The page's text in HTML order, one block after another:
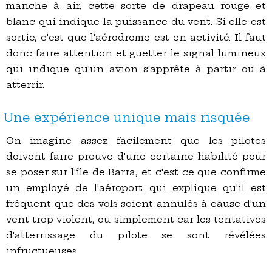
manche à air, cette sorte de drapeau rouge et
blanc qui indique la puissance du vent. Si elle est
sortie, c'est que l'aérodrome est en activité. Il faut
donc faire attention et guetter le signal lumineux
qui indique qu'un avion s'apprête à partir ou à
atterrir.
Une expérience unique mais risquée
On imagine assez facilement que les pilotes
doivent faire preuve d'une certaine habilité pour
se poser sur l'île de Barra, et c'est ce que confirme
un employé de l'aéroport qui explique qu'il est
fréquent que des vols soient annulés à cause d'un
vent trop violent, ou simplement car les tentatives
d'atterrissage du pilote se sont révélées